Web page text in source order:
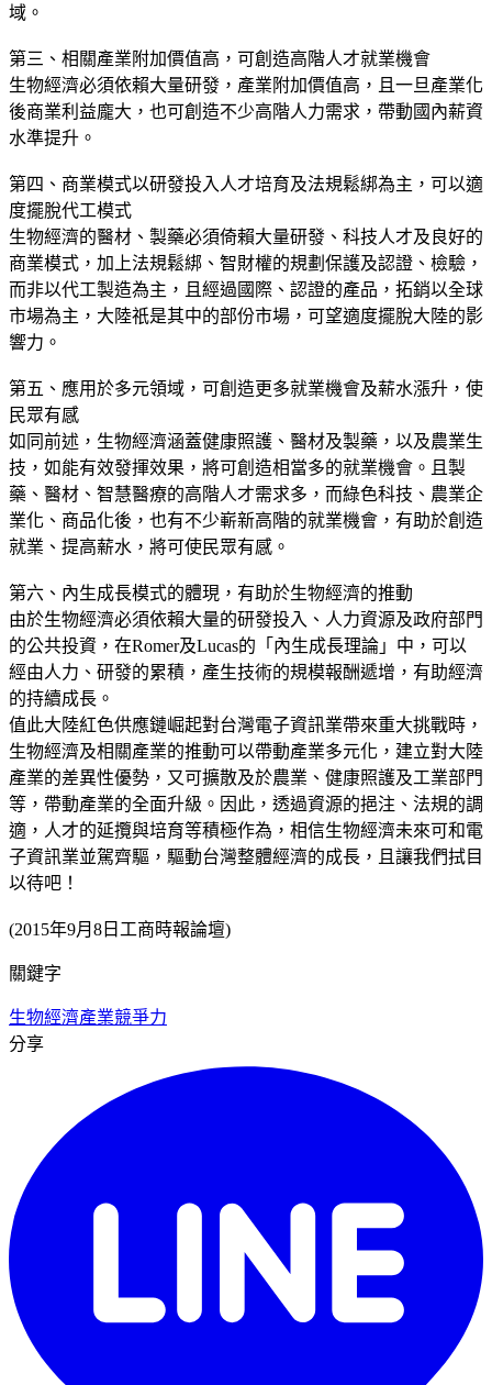
域。
第三、相關產業附加價值高，可創造高階人才就業機會
生物經濟必須依賴大量研發，產業附加價值高，且一旦產業化
後商業利益龐大，也可創造不少高階人力需求，帶動國內薪資
水準提升。
第四、商業模式以研發投入人才培育及法規鬆綁為主，可以適
度擺脫代工模式
生物經濟的醫材、製藥必須倚賴大量研發、科技人才及良好的
商業模式，加上法規鬆綁、智財權的規劃保護及認證、檢驗，
而非以代工製造為主，且經過國際、認證的產品，拓銷以全球
市場為主，大陸祇是其中的部份市場，可望適度擺脫大陸的影
響力。
第五、應用於多元領域，可創造更多就業機會及薪水漲升，使
民眾有感
如同前述，生物經濟涵蓋健康照護、醫材及製藥，以及農業生
技，如能有效發揮效果，將可創造相當多的就業機會。且製
藥、醫材、智慧醫療的高階人才需求多，而綠色科技、農業企
業化、商品化後，也有不少嶄新高階的就業機會，有助於創造
就業、提高薪水，將可使民眾有感。
第六、內生成長模式的體現，有助於生物經濟的推動
由於生物經濟必須依賴大量的研發投入、人力資源及政府部門
的公共投資，在Romer及Lucas的「內生成長理論」中，可以
經由人力、研發的累積，產生技術的規模報酬遞增，有助經濟
的持續成長。
值此大陸紅色供應鏈崛起對台灣電子資訊業帶來重大挑戰時，
生物經濟及相關產業的推動可以帶動產業多元化，建立對大陸
產業的差異性優勢，又可擴散及於農業、健康照護及工業部門
等，帶動產業的全面升級。因此，透過資源的挹注、法規的調
適，人才的延攬與培育等積極作為，相信生物經濟未來可和電
子資訊業並駕齊驅，驅動台灣整體經濟的成長，且讓我們拭目
以待吧！
(2015年9月8日工商時報論壇)
關鍵字
生物經濟產業競爭力
分享